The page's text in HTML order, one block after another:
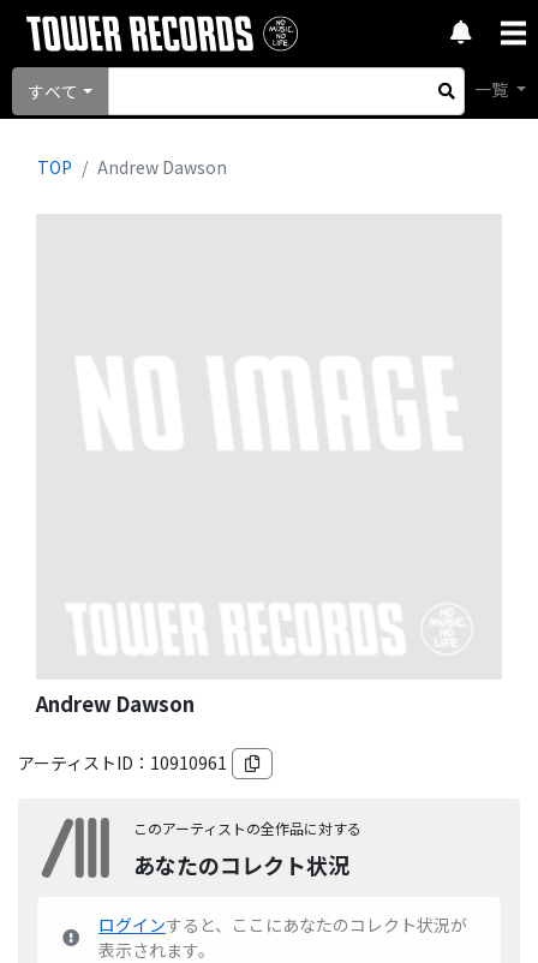
すべて 一覧
TOP Andrew Dawson
Andrew Dawson
アーティストID： 10910961
このアーティストの全作品に対する
あなたのコレクト状況
ログインすると、ここにあなたのコレクト状況が
表示されます。